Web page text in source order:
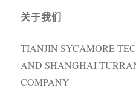
关于我们
TIANJIN SYCAMORE
AND SHANGHAI
COMPANY